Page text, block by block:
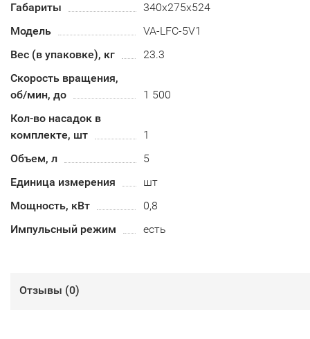
Габариты
340х275х524
Модель
VA-LFC-5V1
Вес (в упаковке), кг
23.3
Скорость вращения,
об/мин, до
1 500
Кол-во насадок в
комплекте, шт
1
Объем, л
5
Единица измерения
шт
Мощность, кВт
0,8
Импульсный режим
есть
Отзывы (0)